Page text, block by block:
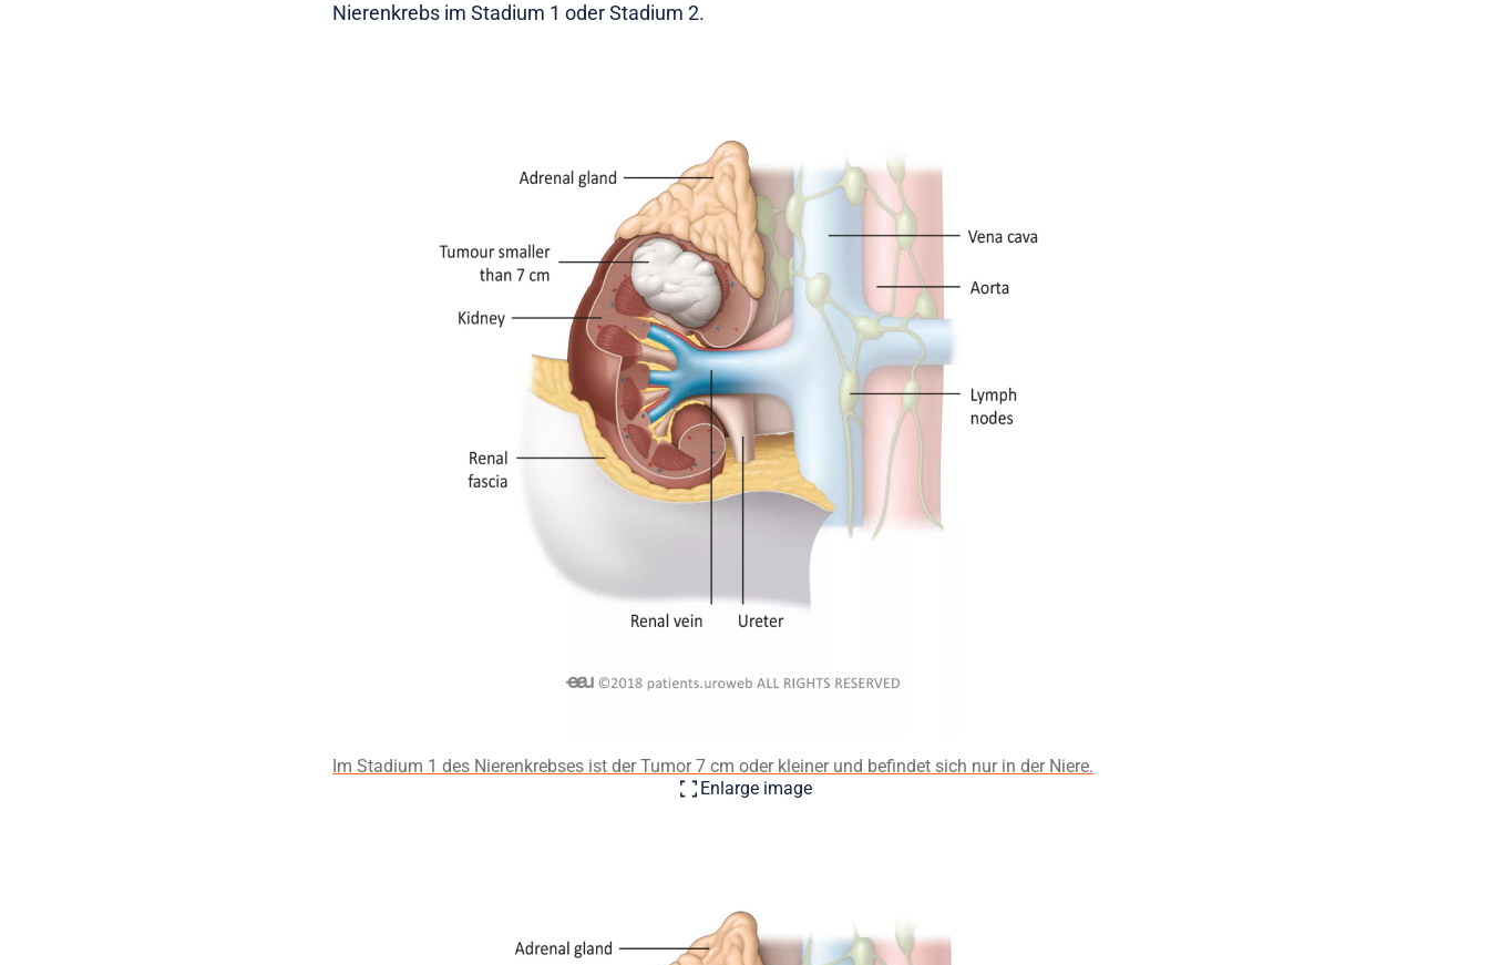
Nierenkrebs im Stadium 1 oder Stadium 2.
Im Stadium 1 des Nierenkrebses ist der Tumor 7 cm oder kleiner und befindet sich nur in der Niere.
Enlarge image